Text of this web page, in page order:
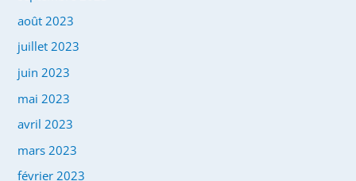
août 2023
juillet 2023
juin 2023
mai 2023
avril 2023
mars 2023
février 2023